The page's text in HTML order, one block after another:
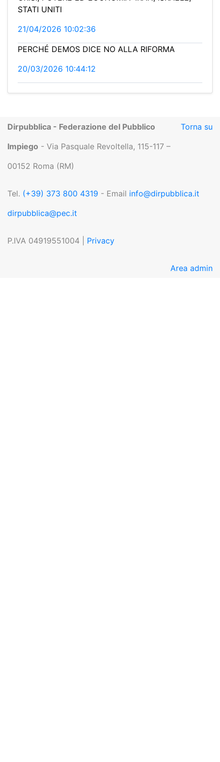
STATI UNITI
21/04/2026 10:02:36
PERCHÉ DEMOS DICE NO ALLA RIFORMA
20/03/2026 10:44:12
Torna su
Dirpubblica - Federazione del Pubblico
Impiego - Via Pasquale Revoltella, 115-117 –
00152 Roma (RM)
Tel. (+39) 373 800 4319 - Email info@dirpubblica.it
dirpubblica@pec.it
P.IVA 04919551004 | Privacy
Area admin